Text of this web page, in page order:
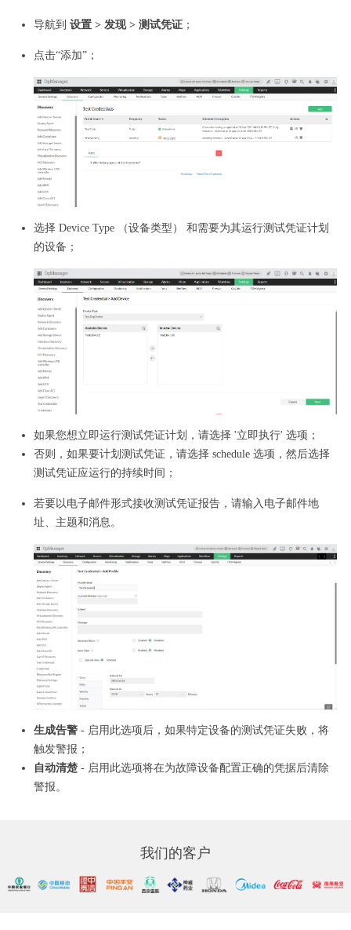
导航到 设置 > 发现 > 测试凭证；
点击“添加”；
选择 Device Type （设备类型） 和需要为其运行测试凭证计划
的设备；
如果您想立即运行测试凭证计划，请选择 '立即执行' 选项；
否则，如果要计划测试凭证，请选择 schedule 选项，然后选择
测试凭证应运行的持续时间；
若要以电子邮件形式接收测试凭证报告，请输入电子邮件地
址、主题和消息。
生成告警 - 启用此选项后，如果特定设备的测试凭证失败，将
触发警报；
自动清楚 - 启用此选项将在为故障设备配置正确的凭据后清除
警报。
我们的客户